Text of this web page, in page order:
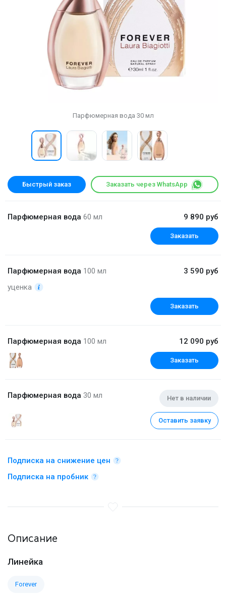
Парфюмерная вода 30 мл
Быстрый заказ Заказать через WhatsApp
Парфюмерная вода 60 мл 9 890 руб
Заказать
Парфюмерная вода 100 мл
уценка
3 590 руб
Заказать
Парфюмерная вода 100 мл 12 090 руб
Заказать
Парфюмерная вода 30 мл Нет в наличии
Оставить заявку
Подписка на снижение цен
Подписка на пробник
Описание
Линейка
Forever